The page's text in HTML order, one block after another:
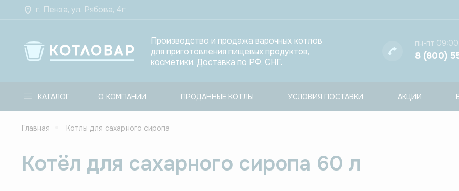
г. Пенза, ул. Рябова, 4г
Производство и продажа варочных котлов
для приготовления пищевых продуктов,
косметики. Доставка по РФ, СНГ.
8 (800)
пн-пт
КАТАЛОГ О КОМПАНИИ ПРОДАННЫЕ КОТЛЫ УСЛОВИЯ ПОСТАВКИ АКЦИИ
Главная Котлы для сахарного сиропа
Котёл для сахарного сиропа 60 л